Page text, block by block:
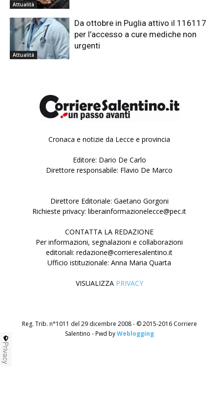
Attualità
Attualità
Da ottobre in Puglia attivo il 116117
per l’accesso a cure mediche non
urgenti
Cronaca e notizie da Lecce e provincia
Editore: Dario De Carlo
Direttore responsabile: Flavio De Marco
Direttore Editoriale: Gaetano Gorgoni
Richieste privacy: liberainformazionelecce@pec.it
CONTATTA LA REDAZIONE
Per informazioni, segnalazioni e collaborazioni
editoriali: redazione@corrieresalentino.it
Ufficio istituzionale: Anna Maria Quarta
VISUALIZZA PRIVACY
Reg. Trib. n°1011 del 29 dicembre 2008 - © 2015-2016 Corriere
Salentino - Pwd byWeblogging
Privacy